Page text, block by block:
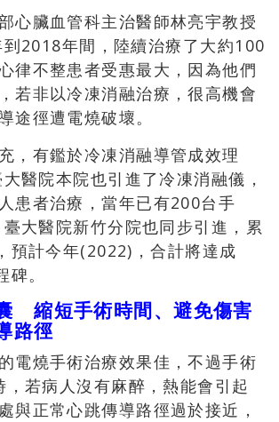
心臟血管科主治醫師林亮宇教授
2018年間，陸續治療了大約100
律不整患者受惠最大，因為他們
若非以冷凍消融治療，很高機會
途徑遭電燒破壞。
，有鑑於冷凍消融導管成效理
醫院本院也引進了冷凍消融儀，
患者治療，當年已有200台手
大醫院新竹分院也同步引進，累
預計今年(2022)，合計將達成
。
縮短手術時間、避免傷害
路徑
電燒手術治療效果佳，不過手術
若病人沒有麻醉，熱能會引起
與正常心跳傳導路徑過於接近，